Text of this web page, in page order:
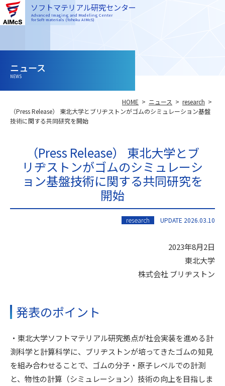
ソフトマテリアル研究センター
Advanced Imaging and Modeling Center
for Soft-materials (Tohoku AIMcS)
ニュース
NEWS
HOME ニュース
research
（Press Release） 東北大学とブリヂストンがゴムのシミュレーション基盤
技術に関する共同研究を開始
（Press Release） 東北大学とブ
リヂストンがゴムのシミュレーシ
ョン基盤技術に関する共同研究を
開始
research UPDATE 2026.03.10
2023年8月2日
東北大学
株式会社 ブリヂストン
発表のポイント
・東北大学ソフトマテリアル研究拠点が社会実装を進める計
測科学と計算科学に、ブリヂストンが培ってきたゴムの知見
を組み合わせることで、ゴムの分子・原子レベルでの計測
と、物性の計算（シミュレーション）技術の向上を目指しま